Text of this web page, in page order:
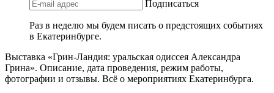
Подписаться
Раз в неделю мы будем писать о предстоящих событиях
в Екатеринбурге.
Выставка «Грин-Ландия: уральская одиссея Александра
Грина». Описание, дата проведения, режим работы,
фотографии и отзывы. Всё о мероприятиях Екатеринбурга.